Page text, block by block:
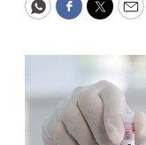
WhatsApp
Facebook